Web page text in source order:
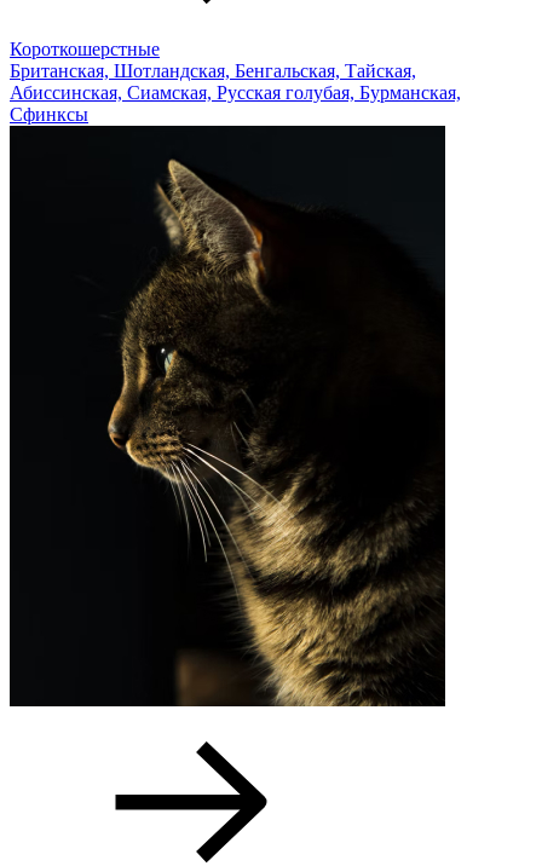
Короткошерстные
Британская, Шотландская, Бенгальская, Тайская,
Абиссинская, Сиамская, Русская голубая, Бурманская,
Сфинксы